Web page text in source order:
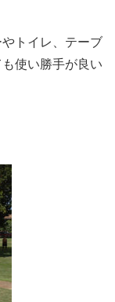
トイレ、テーブ
使い勝手が良い